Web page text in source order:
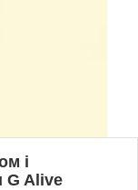
і
G Alive